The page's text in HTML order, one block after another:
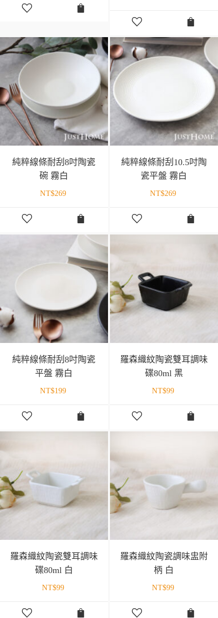
純粹線條耐刮8吋陶瓷
碗 霧白
NT$269
純粹線條耐刮10.5吋陶
瓷平盤 霧白
NT$269
純粹線條耐刮8吋陶瓷
平盤 霧白
NT$199
羅森織紋陶瓷雙耳調味
碟80ml 黑
NT$99
羅森織紋陶瓷雙耳調味
碟80ml 白
NT$99
羅森織紋陶瓷調味盅附
柄 白
NT$99